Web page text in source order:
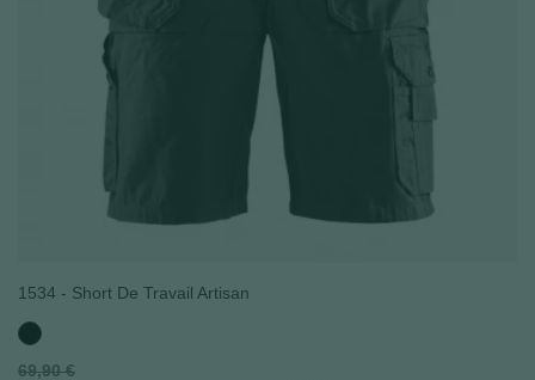
1534 - Short De Travail Artisan
Noir
Prix
69,90 €